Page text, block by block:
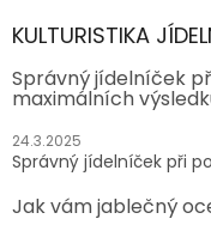
KULTURISTIKA
Správný jídelníček
maximálních
24.3.2025
Správný jídelníček při
Jak vám jablečný